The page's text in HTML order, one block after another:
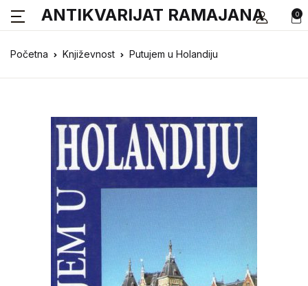
0
ANTIKVARIJAT RAMAJANA
Početna Književnost Putujem u Holandiju